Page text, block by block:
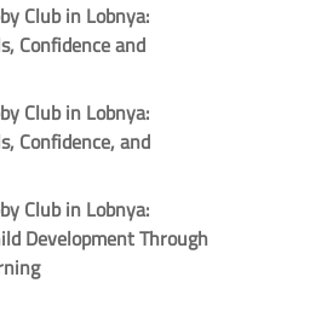
Club in Lobnya:
Confidence and
Club in Lobnya:
Confidence, and
Club in Lobnya:
Development Through